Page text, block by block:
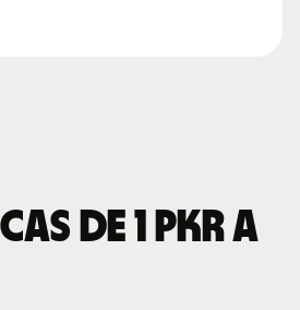
de 1 PKR a